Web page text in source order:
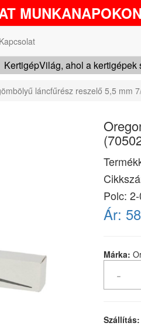
Kapcsolat
KertigépVilág, ahol a kertigépek
láncfűrész reszelő 5,5 mm
Polc:
Ár:
Márka:
Szállítás: